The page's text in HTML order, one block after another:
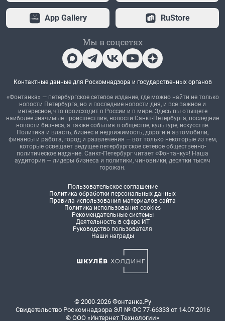
App Gallery RuStore
Мы в соцсетях
Контактные данные для Роскомнадзора и государственных органов
«Фонтанка» — петербургское сетевое издание, где можно найти не только
новости Петербурга, но и последние новости дня, и все важное и
интересное, что происходит в России и в мире. Здесь вы отыщете
наиболее значимые происшествия, новости Санкт-Петербурга, последние
новости бизнеса, а также события в обществе, культуре, искусстве.
Политика и власть, бизнес и недвижимость, дороги и автомобили,
финансы и работа, город и развлечения — вот только некоторые из тем,
которые освещает ведущее петербургское сетевое общественно-
политическое издание. Санкт-Петербург читает «Фонтанку»! Наша
аудитория — лидеры бизнеса и политики, чиновники, десятки тысяч
горожан.
Пользовательское соглашение
Политика обработки персональных данных
Правила использования материалов сайта
Политика использования cookies
Рекомендательные системы
Деятельность в сфере ИТ
Руководство пользователя
Наши награды
© 2000-2026 Фонтанка.Ру
Свидетельство Роскомнадзора ЭЛ № ФС 77-66333 от 14.07.2016
© ООО «Интернет Технологии»